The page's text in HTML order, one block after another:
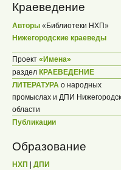
Краеведение
Авторы «Библиотеки НХП»
Нижегородские краеведы
Проект «Имена»
раздел КРАЕВЕДЕНИЕ
ЛИТЕРАТУРА о народных
промыслах и ДПИ
области
Публикации
Образование
НХП ДПИ